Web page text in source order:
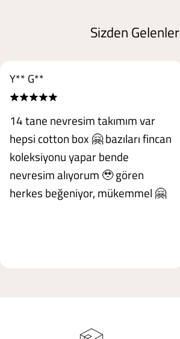
Sizden Gelenler
Y** G**
14 tane nevresim takımım var
hepsi cotton box 🤗 bazıları fincan
koleksiyonu yapar bende
nevresim alıyorum 🥹 gören
herkes beğeniyor, mükemmel 🤗